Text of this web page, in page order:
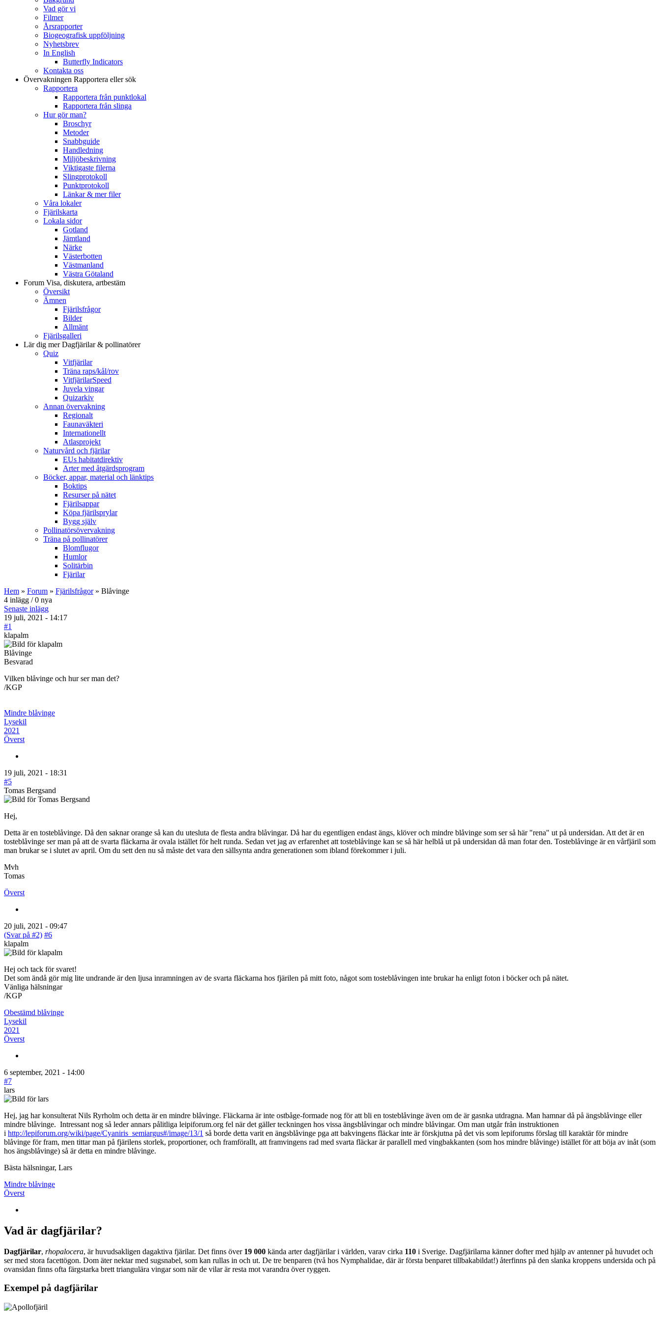
Vad gör vi
Filmer
Årsrapporter
Biogeografisk uppföljning
Nyhetsbrev
In English
Butterfly Indicators
Kontakta oss
Övervakningen Rapportera eller sök
Rapportera
Rapportera från punktlokal
Rapportera från slinga
Hur gör man?
Broschyr
Metoder
Snabbguide
Handledning
Miljöbeskrivning
Viktigaste filerna
Slingprotokoll
Punktprotokoll
Länkar & mer filer
Våra lokaler
Fjärilskarta
Lokala sidor
Gotland
Jämtland
Närke
Västerbotten
Västmanland
Västra Götaland
Forum Visa, diskutera, artbestäm
Översikt
Ämnen
Fjärilsfrågor
Bilder
Allmänt
Fjärilsgalleri
Lär dig merDagfjärilar & pollinatörer
Quiz
Vitfjärilar
Träna raps/kål/rov
VitfjärilarSpeed
Juvela vingar
Quizarkiv
Annan övervakning
Regionalt
Faunaväkteri
Internationellt
Atlasprojekt
Naturvård och fjärilar
EUs habitatdirektiv
Arter med åtgärdsprogram
Böcker, appar, material och länktips
Boktips
Resurser på nätet
Fjärilsappar
Köpa fjärilsprylar
Bygg själv
Pollinatörsövervakning
Träna på pollinatörer
Blomflugor
Humlor
Solitärbin
Fjärilar
Hem » Forum » Fjärilsfrågor» Blåvinge
4 inlägg / 0 nya
Senaste inlägg
19 juli, 2021 - 14:17
#1
klapalm
Blåvinge
Besvarad
Vilken blåvinge och hur ser man det?
/KGP
Mindre blåvinge
Lysekil
2021
Överst
19 juli, 2021 - 18:31
#5
Tomas Bergsand
Hej,
Detta är en tosteblåvinge. Då den saknar orange så kan du utesluta de flesta andra blåvingar. Då har du egentligen endast ängs, klöver och mindre blåvinge som ser så här "rena" ut på undersidan. Att det är en
tosteblåvinge ser man på att de svarta fläckarna är ovala istället för helt runda. Sedan vet jag av erfarenhet att tosteblåvinge kan se så här helblå ut på undersidan då man fotar den. Tosteblåvinge är en vårfjäril som
man brukar se i slutet av april. Om du sett den nu så måste det vara den sällsynta andra generationen som ibland förekommer i juli.
Mvh
Tomas
Överst
20 juli, 2021 - 09:47
(Svar på #2) #6
klapalm
Hej och tack för svaret!
Det som ändå gör mig lite undrande är den ljusa inramningen av de svarta fläckarna hos fjärilen på mitt foto, något som tosteblåvingen inte brukar ha enligt foton i böcker och på nätet.
Vänliga hälsningar
/KGP
Obestämd blåvinge
Lysekil
2021
Överst
6 september, 2021 - 14:00
#7
lars
Hej, jag har konsulterat Nils Ryrholm och detta är en mindre blåvinge. Fläckarna är inte ostbåge-formade nog för att bli en tosteblåvinge även om de är gasnka utdragna. Man hamnar då på ängsblåvinge eller
mindre blåvinge. Intressant nog så leder annars pålitliga leipiforum.org fel när det gäller teckningen hos vissa ängsblåvingar och mindre blåvingar. Om man utgår från instruktionen
i http://lepiforum.org/wiki/page/Cyaniris_semiargus#/image/13/1 så borde detta varit en ängsblåvinge pga att bakvingens fläckar inte är förskjutna på det vis som lepiforums förslag till karaktär för mindre
blåvinge för fram, men tittar man på fjärilens storlek, proportioner, och framförallt, att framvingens rad med svarta fläckar är parallell med vingbakkanten (som hos mindre blåvinge) istället för att böja av inåt (som
hos ängsblåvinge) så är detta en mindre blåvinge.
Bästa hälsningar, Lars
Mindre blåvinge
Överst
Vad är dagfjärilar?
Dagfjärilar, rhopalocera, är huvudsakligen dagaktiva fjärilar. Det finns över 19 000 kända arter dagfjärilar i världen, varav cirka 110 i Sverige. Dagfjärilarna känner dofter med hjälp av antenner på huvudet och
ser med stora facettögon. Dom äter nektar med sugsnabel, som kan rullas in och ut. De tre benparen (två hos Nymphalidae, där är första benparet tillbakabildat!) återfinns på den slanka kroppens undersida och på
ovansidan finns ofta färgstarka brett triangulära vingar som när de vilar är resta mot varandra över ryggen.
Exempel på dagfjärilar